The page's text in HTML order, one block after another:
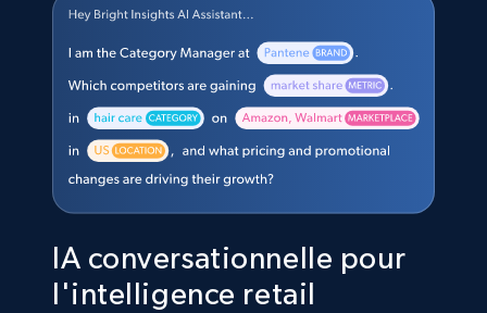
IA conversationnelle pour
l'intelligence retail